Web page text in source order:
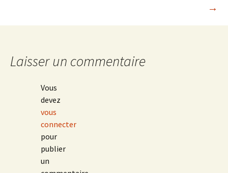
→
Laisser un commentaire
Vous
devez
vous
connecter
pour
publier
un